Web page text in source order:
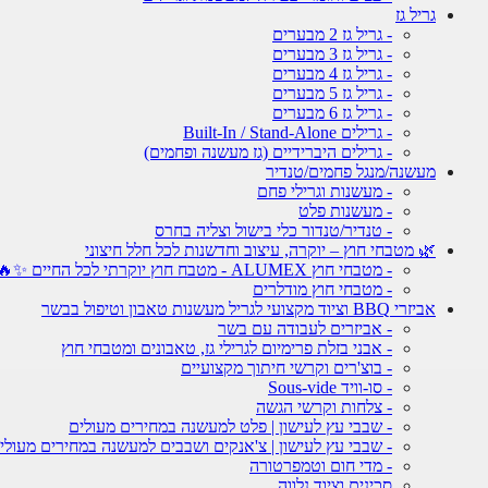
גריל גז
- גריל גז 2 מבערים
- גריל גז 3 מבערים
- גריל גז 4 מבערים
- גריל גז 5 מבערים
- גריל גז 6 מבערים
- גרילים Built-In / Stand-Alone
- גרילים היברידיים (גז מעשנה ופחמים)
מעשנה/מנגל פחמים/טנדיר
- מעשנות וגרילי פחם
- מעשנות פלט
- טנדיר/טנדור כלי בישול וצליה בחרס
🌿 מטבחי חוץ – יוקרה, עיצוב וחדשנות לכל חלל חיצוני
- מטבחי חוץ ALUMEX - מטבח חוץ יוקרתי לכל החיים ✨🔥
- מטבחי חוץ מודלרים
אביזרי BBQ וציוד מקצועי לגריל מעשנות טאבון וטיפול בבשר
- אביזרים לעבודה עם בשר
- אבני בזלת פרימיום לגרילי גז, טאבונים ומטבחי חוץ
- בוצ'רים וקרשי חיתוך מקצועיים
- סו-וויד Sous-vide
- צלחות וקרשי הגשה
- שבבי עץ לעישון | פלט למעשנה במחירים מעולים
- שבבי עץ לעישון | צ'אנקים ושבבים למעשנה במחירים
- מדי חום וטמפרטורה